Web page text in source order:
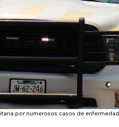
por numerosos casos de